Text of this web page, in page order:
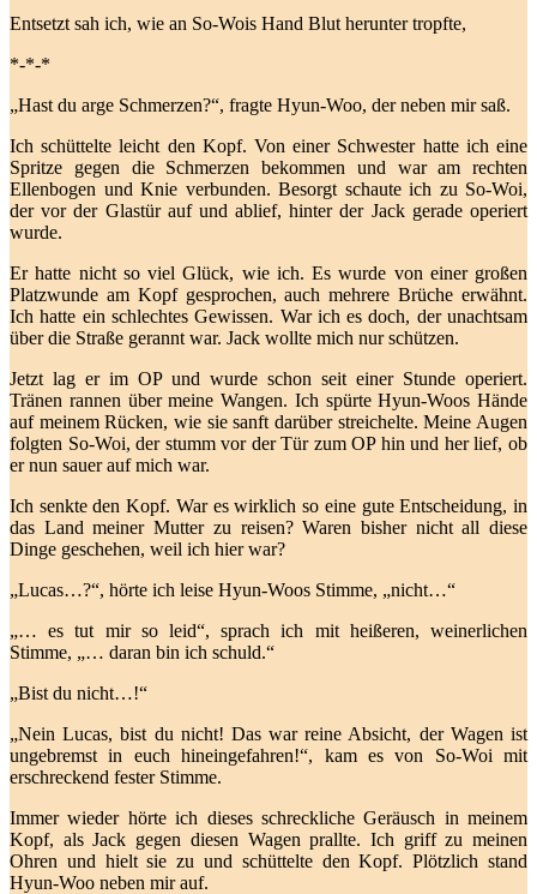
Entsetzt sah ich, wie an So-Wois Hand Blut herunter tropfte,
*-*-*
„Hast du arge Schmerzen?“, fragte Hyun-Woo, der neben mir saß.
Ich schüttelte leicht den Kopf. Von einer Schwester hatte ich eine
Spritze gegen die Schmerzen bekommen und war am rechten
Ellenbogen und Knie verbunden. Besorgt schaute ich zu So-Woi,
der vor der Glastür auf und ablief, hinter der Jack gerade operiert
wurde.
Er hatte nicht so viel Glück, wie ich. Es wurde von einer großen
Platzwunde am Kopf gesprochen, auch mehrere Brüche erwähnt.
Ich hatte ein schlechtes Gewissen. War ich es doch, der unachtsam
über die Straße gerannt war. Jack wollte mich nur schützen.
Jetzt lag er im OP und wurde schon seit einer Stunde operiert.
Tränen rannen über meine Wangen. Ich spürte Hyun-Woos Hände
auf meinem Rücken, wie sie sanft darüber streichelte. Meine Augen
folgten So-Woi, der stumm vor der Tür zum OP hin und her lief, ob
er nun sauer auf mich war.
Ich senkte den Kopf. War es wirklich so eine gute Entscheidung, in
das Land meiner Mutter zu reisen? Waren bisher nicht all diese
Dinge geschehen, weil ich hier war?
„Lucas…?“, hörte ich leise Hyun-Woos Stimme, „nicht…“
„… es tut mir so leid“, sprach ich mit heißeren, weinerlichen
Stimme, „… daran bin ich schuld.“
„Bist du nicht…!“
„Nein Lucas, bist du nicht! Das war reine Absicht, der Wagen ist
ungebremst in euch hineingefahren!“, kam es von So-Woi mit
erschreckend fester Stimme.
Immer wieder hörte ich dieses schreckliche Geräusch in meinem
Kopf, als Jack gegen diesen Wagen prallte. Ich griff zu meinen
Ohren und hielt sie zu und schüttelte den Kopf. Plötzlich stand
Hyun-Woo neben mir auf.